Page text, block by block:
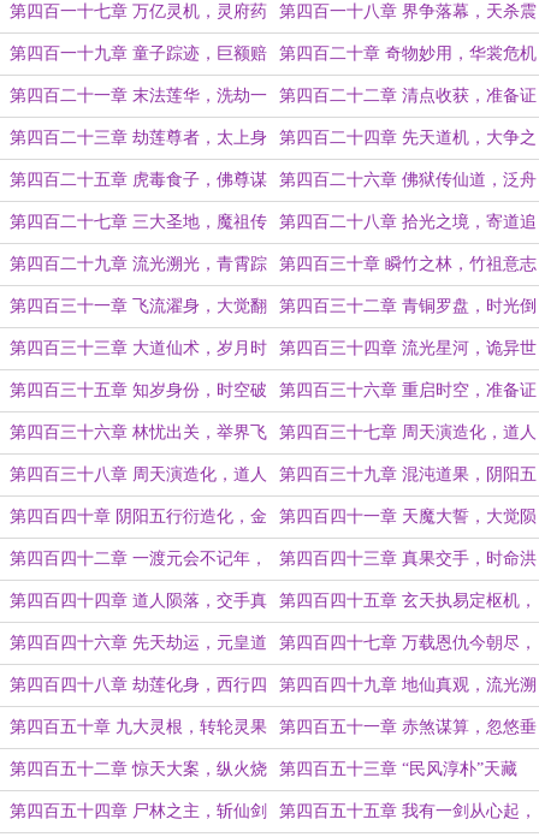
君 戈
第四百一十七章 万亿灵机，灵府药
阁
第四百一十八章 界争落幕，天杀震
怒
第四百一十九章 童子踪迹，巨额赔
偿
第四百二十章 奇物妙用，华裳危机
第四百二十一章 末法莲华，洗劫一
空
第四百二十二章 清点收获，准备证
道
第四百二十三章 劫莲尊者，太上身
份
第四百二十四章 先天道机，大争之
世
第四百二十五章 虎毒食子，佛尊谋
划
第四百二十六章 佛狱传仙道，泛舟
入罗天
第四百二十七章 三大圣地，魔祖传
人
第四百二十八章 拾光之境，寄道追
杀
第四百二十九章 流光溯光，青霄踪
迹
第四百三十章 瞬竹之林，竹祖意志
第四百三十一章 飞流濯身，大觉翻
脸
第四百三十二章 青铜罗盘，时光倒
转
第四百三十三章 大道仙术，岁月时
轮
第四百三十四章 流光星河，诡异世
界
第四百三十五章 知岁身份，时空破
碎
第四百三十六章 重启时空，准备证
道
第四百三十六章 林忧出关，举界飞
升
第四百三十七章 周天演造化，道人
开天地！（上）
第四百三十八章 周天演造化，道人
开天地（下）
第四百三十九章 混沌道果，阴阳五
行！
第四百四十章 阴阳五行衍造化，金
桥贯落证地仙！
第四百四十一章 天魔大誓，大觉陨
落
第四百四十二章 一渡元会不记年，
任他岁月转瞬间……
第四百四十三章 真果交手，时命洪
流！
第四百四十四章 道人陨落，交手真
果！
第四百四十五章 玄天执易定枢机，
碧血染天碎玉墀
第四百四十六章 先天劫运，元皇道
人
第四百四十七章 万载恩仇今朝尽，
逆流天地祭真仙
第四百四十八章 劫莲化身，西行四
人
第四百四十九章 地仙真观，流光溯
光
第四百五十章 九大灵根，转轮灵果 第四百五十一章 赤煞谋算，忽悠垂
耳
第四百五十二章 惊天大案，纵火烧
观
第四百五十三章 “民风淳朴”天藏
域，三教辩经赴龙华
第四百五十四章 尸林之主，斩仙剑 第四百五十五章 我有一剑从心起，